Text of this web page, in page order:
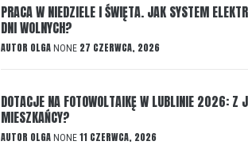
PRACA W NIEDZIELE I ŚWIĘTA. JAK SYSTEM
DNI WOLNYCH?
AUTOR OLGA NONE 27 CZERWCA, 2026
DOTACJE NA FOTOWOLTAIKĘ W LUBLINIE 2026: Z
MIESZKAŃCY?
AUTOR OLGA NONE 11 CZERWCA, 2026